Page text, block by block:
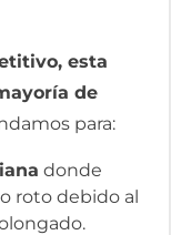
esta
de
para:
donde
roto debido al